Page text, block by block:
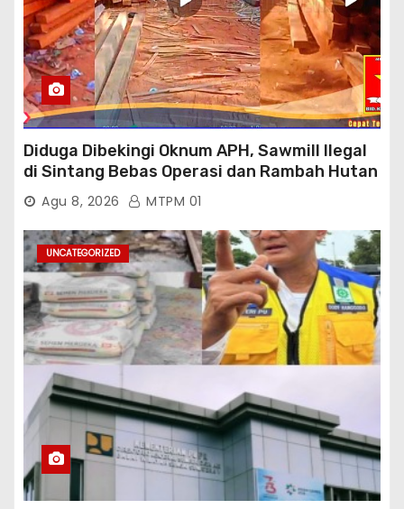
Diduga Dibekingi Oknum APH, Sawmill Ilegal
di Sintang Bebas Operasi dan Rambah Hutan
Lindung
Agu 8, 2026 MTPM 01
UNCATEGORIZED